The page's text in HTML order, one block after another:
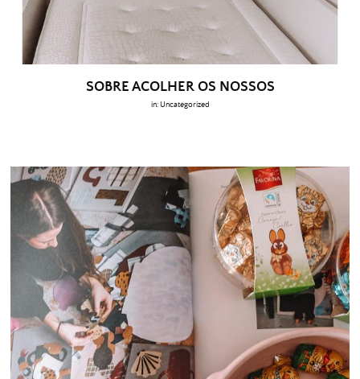
SOBRE ACOLHER OS NOSSOS
in: Uncategorized